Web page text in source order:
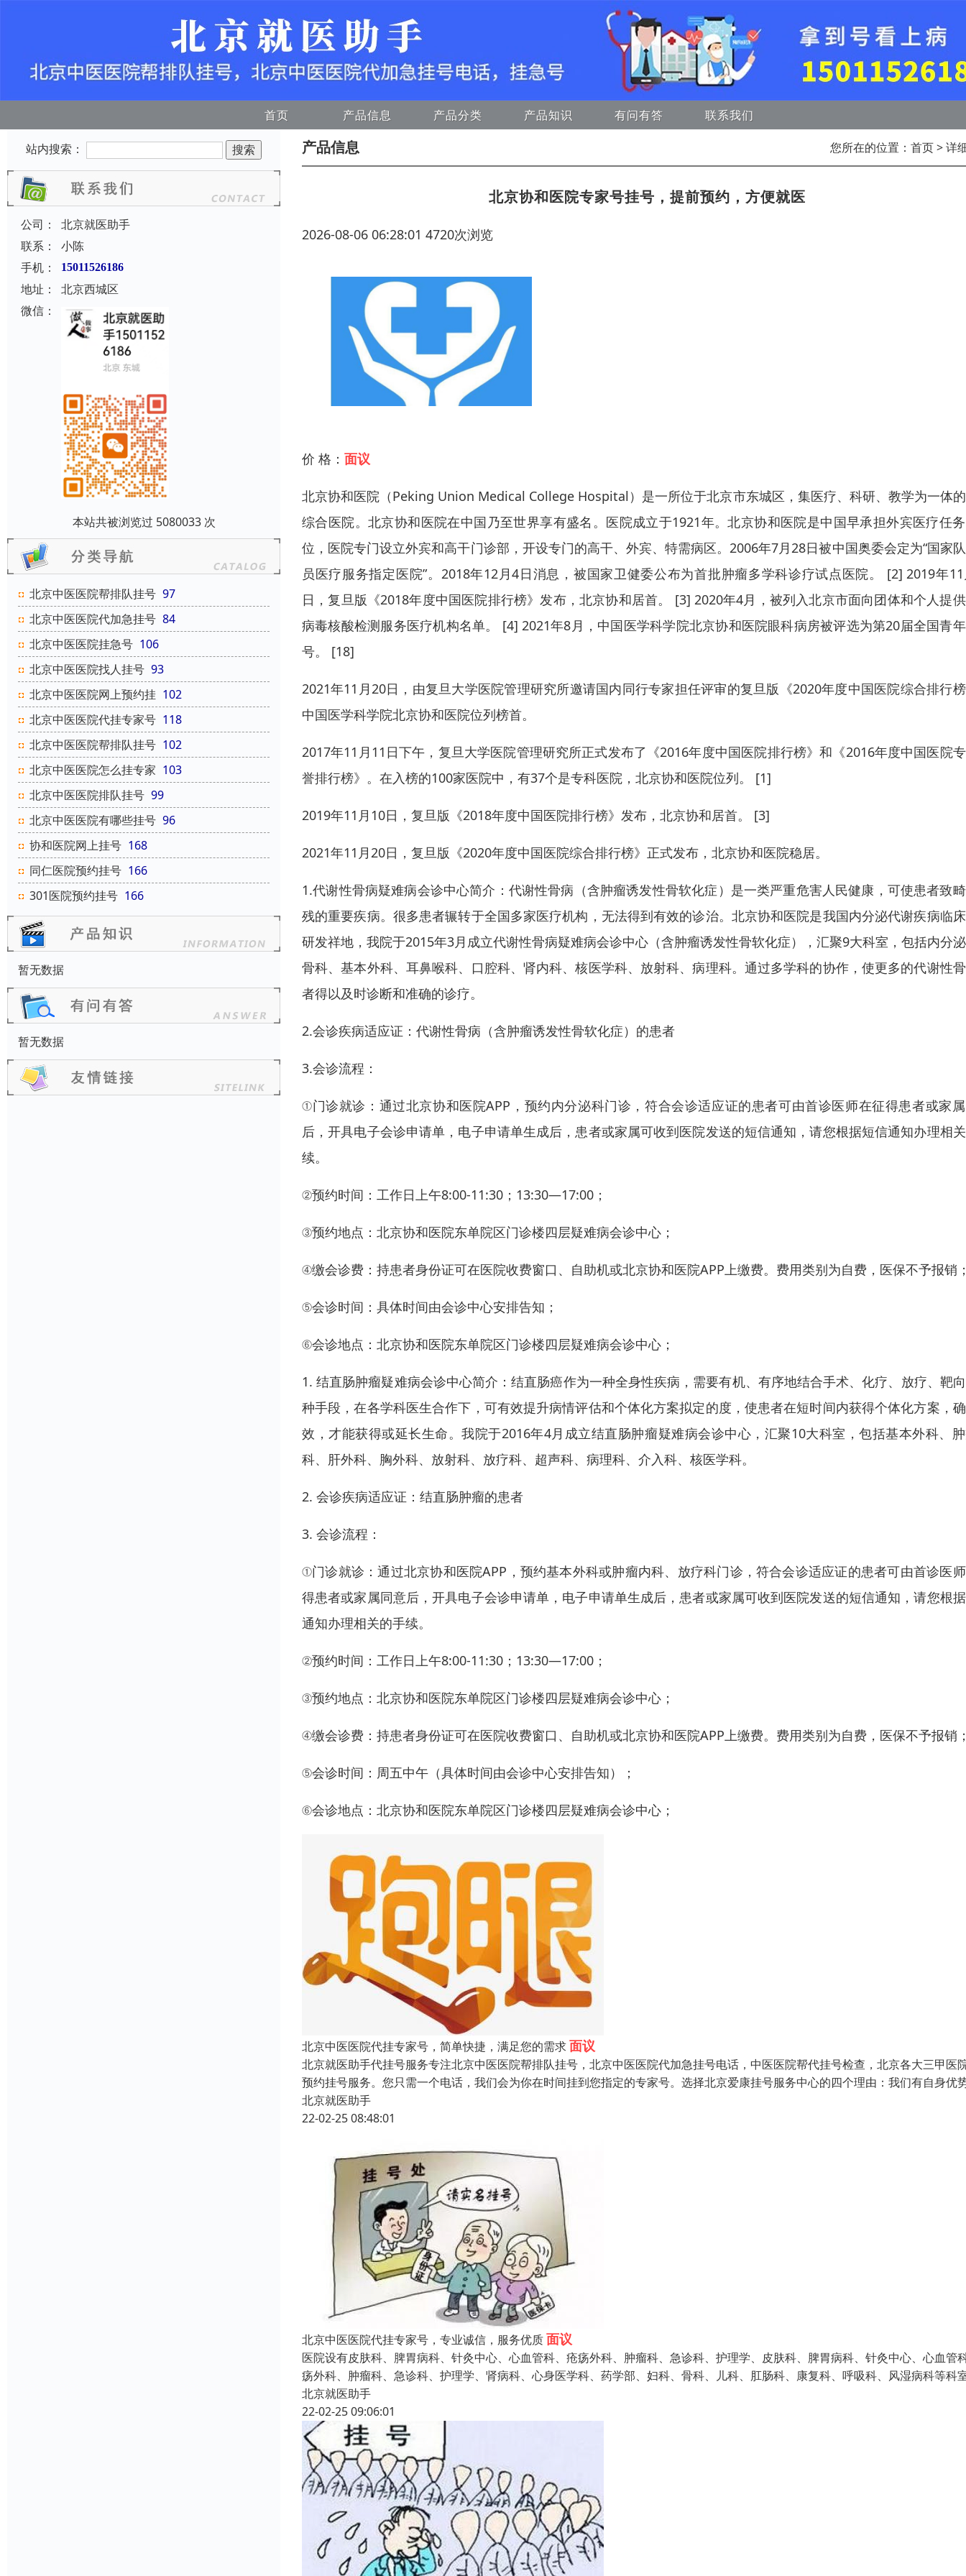
首页 产品信息 产品分类 产品知识 有问有答 联系我们
站内搜索：
公司：
北京就医助手
联系：
小陈
手机：
15011526186
地址：
北京西城区
微信：
本站共被浏览过 5080033 次
北京中医医院帮排队挂号 97
北京中医医院代加急挂号 84
北京中医医院挂急号 106
北京中医医院找人挂号 93
北京中医医院网上预约挂 102
北京中医医院代挂专家号 118
北京中医医院帮排队挂号 102
北京中医医院怎么挂专家 103
北京中医医院排队挂号 99
北京中医医院有哪些挂号 96
协和医院网上挂号 168
同仁医院预约挂号 166
301医院预约挂号 166
暂无数据
暂无数据
产品信息 您所在的位置： 首页> 详
北京协和医院专家号挂号，提前预约，方便就医
2026-08-06 06:28:01 4720次浏览
价 格： 面议
北京协和医院（Peking Union Medical College Hospital）是一所位于北京市东城区，集医疗、科研、教学为一体
综合医院。北京协和医院在中国乃至世界享有盛名。医院成立于1921年。北京协和医院是中国早承担外宾医疗任
位，医院专门设立外宾和高干门诊部，开设专门的高干、外宾、特需病区。2006年7月28日被中国奥委会定为“国家
员医疗服务指定医院”。2018年12月4日消息，被国家卫健委公布为首批肿瘤多学科诊疗试点医院。 [2] 2019年
日，复旦版《2018年度中国医院排行榜》发布，北京协和居首。 [3] 2020年4月，被列入北京市面向团体和个人提
病毒核酸检测服务医疗机构名单。 [4] 2021年8月，中国医学科学院北京协和医院眼科病房被评选为第20届全国青
号。 [18]
2021年11月20日，由复旦大学医院管理研究所邀请国内同行专家担任评审的复旦版《2020年度中国医院综合排行
中国医学科学院北京协和医院位列榜首。
2017年11月11日下午，复旦大学医院管理研究所正式发布了《2016年度中国医院排行榜》和《2016年度中国医院
誉排行榜》。在入榜的100家医院中，有37个是专科医院，北京协和医院位列。 [1]
2019年11月10日，复旦版《2018年度中国医院排行榜》发布，北京协和居首。 [3]
2021年11月20日，复旦版《2020年度中国医院综合排行榜》正式发布，北京协和医院稳居。
1.代谢性骨病疑难病会诊中心简介：代谢性骨病（含肿瘤诱发性骨软化症）是一类严重危害人民健康，可使患者致
残的重要疾病。很多患者辗转于全国多家医疗机构，无法得到有效的诊治。北京协和医院是我国内分泌代谢疾病临
研发祥地，我院于2015年3月成立代谢性骨病疑难病会诊中心（含肿瘤诱发性骨软化症），汇聚9大科室，包括内分
骨科、基本外科、耳鼻喉科、口腔科、肾内科、核医学科、放射科、病理科。通过多学科的协作，使更多的代谢性
者得以及时诊断和准确的诊疗。
2.会诊疾病适应证：代谢性骨病（含肿瘤诱发性骨软化症）的患者
3.会诊流程：
①门诊就诊：通过北京协和医院APP，预约内分泌科门诊，符合会诊适应证的患者可由首诊医师在征得患者或家
后，开具电子会诊申请单，电子申请单生成后，患者或家属可收到医院发送的短信通知，请您根据短信通知办理相
续。
②预约时间：工作日上午8:00-11:30；13:30—17:00；
③预约地点：北京协和医院东单院区门诊楼四层疑难病会诊中心；
④缴会诊费：持患者身份证可在医院收费窗口、自助机或北京协和医院APP上缴费。费用类别为自费，医保不予报销
⑤会诊时间：具体时间由会诊中心安排告知；
⑥会诊地点：北京协和医院东单院区门诊楼四层疑难病会诊中心；
1. 结直肠肿瘤疑难病会诊中心简介：结直肠癌作为一种全身性疾病，需要有机、有序地结合手术、化疗、放疗、靶
种手段，在各学科医生合作下，可有效提升病情评估和个体化方案拟定的度，使患者在短时间内获得个体化方案，
效，才能获得或延长生命。我院于2016年4月成立结直肠肿瘤疑难病会诊中心，汇聚10大科室，包括基本外科、
科、肝外科、胸外科、放射科、放疗科、超声科、病理科、介入科、核医学科。
2. 会诊疾病适应证：结直肠肿瘤的患者
3. 会诊流程：
①门诊就诊：通过北京协和医院APP，预约基本外科或肿瘤内科、放疗科门诊，符合会诊适应证的患者可由首诊医
得患者或家属同意后，开具电子会诊申请单，电子申请单生成后，患者或家属可收到医院发送的短信通知，请您根
通知办理相关的手续。
②预约时间：工作日上午8:00-11:30；13:30—17:00；
③预约地点：北京协和医院东单院区门诊楼四层疑难病会诊中心；
④缴会诊费：持患者身份证可在医院收费窗口、自助机或北京协和医院APP上缴费。费用类别为自费，医保不予报销
⑤会诊时间：周五中午（具体时间由会诊中心安排告知）；
⑥会诊地点：北京协和医院东单院区门诊楼四层疑难病会诊中心；
北京中医医院代挂专家号，简单快捷，满足您的需求面议
北京就医助手代挂号服务专注北京中医医院帮排队挂号，北京中医医院代加急挂号电话，中医医院帮代挂号检查，北京各大三甲医
预约挂号服务。您只需一个电话，我们会为你在时间挂到您指定的专家号。选择北京爱康挂号服务中心的四个理由：我们有自身优
北京就医助手
22-02-25 08:48:01
北京中医医院代挂专家号，专业诚信，服务优质面议
医院设有皮肤科、脾胃病科、针灸中心、心血管科、疮疡外科、肿瘤科、急诊科、护理学、皮肤科、脾胃病科、针灸中心、心血管
疡外科、肿瘤科、急诊科、护理学、肾病科、心身医学科、药学部、妇科、骨科、儿科、肛肠科、康复科、呼吸科、风湿病科等科
北京就医助手
22-02-25 09:06:01